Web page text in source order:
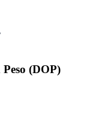
(DOP)